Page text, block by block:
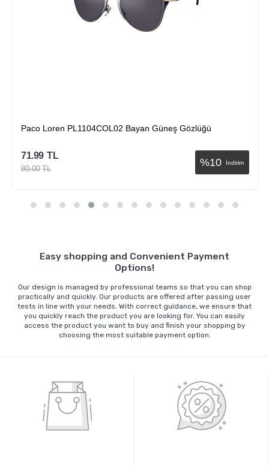
Paco Loren PL1104COL02 Bayan Güneş Gözlüğü
%10 İndirim
71.99 TL
80.00 TL
Easy shopping and Convenient Payment
Options!
Our design is managed by professional teams so that you can shop
practically and quickly. Our products are offered after passing user
tests in line with your needs. With correct guidance, we ensure that
you quickly reach the product you are looking for. You can easily
access the product you want to buy and finish your shopping by
choosing the most suitable payment option.